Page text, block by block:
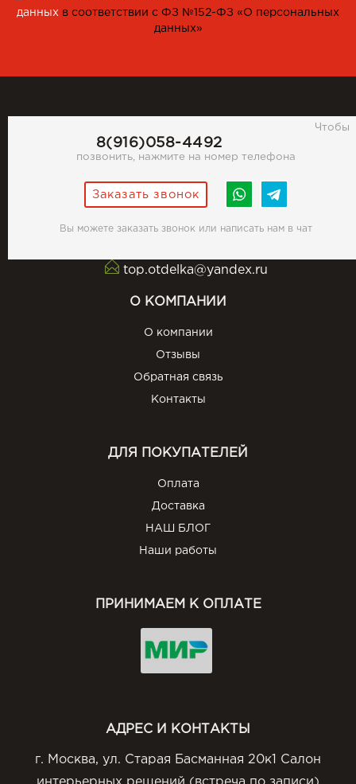
данных в соответствии с ФЗ №152-ФЗ «О персональных
данных»
8(916)058-4492
Чтобы
позвонить, нажмите на номер телефона
Заказать звонок
Вы можете заказать звонок или написать нам в чат
top.otdelka@yandex.ru
О КОМПАНИИ
О компании
Отзывы
Обратная связь
Контакты
ДЛЯ ПОКУПАТЕЛЕЙ
Оплата
Доставка
НАШ БЛОГ
Наши работы
ПРИНИМАЕМ К ОПЛАТЕ
АДРЕС И КОНТАКТЫ
г. Москва, ул. Старая Басманная 20к1 Салон